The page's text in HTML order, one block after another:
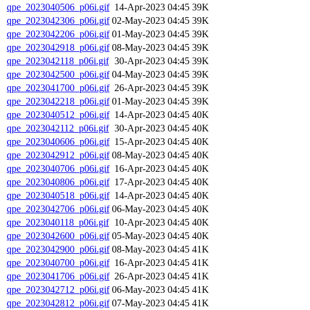
qpe_2023040506_p06i.gif 14-Apr-2023 04:45 39K
qpe_2023042306_p06i.gif 02-May-2023 04:45 39K
qpe_2023042206_p06i.gif 01-May-2023 04:45 39K
qpe_2023042918_p06i.gif 08-May-2023 04:45 39K
qpe_2023042118_p06i.gif 30-Apr-2023 04:45 39K
qpe_2023042500_p06i.gif 04-May-2023 04:45 39K
qpe_2023041700_p06i.gif 26-Apr-2023 04:45 39K
qpe_2023042218_p06i.gif 01-May-2023 04:45 39K
qpe_2023040512_p06i.gif 14-Apr-2023 04:45 40K
qpe_2023042112_p06i.gif 30-Apr-2023 04:45 40K
qpe_2023040606_p06i.gif 15-Apr-2023 04:45 40K
qpe_2023042912_p06i.gif 08-May-2023 04:45 40K
qpe_2023040706_p06i.gif 16-Apr-2023 04:45 40K
qpe_2023040806_p06i.gif 17-Apr-2023 04:45 40K
qpe_2023040518_p06i.gif 14-Apr-2023 04:45 40K
qpe_2023042706_p06i.gif 06-May-2023 04:45 40K
qpe_2023040118_p06i.gif 10-Apr-2023 04:45 40K
qpe_2023042600_p06i.gif 05-May-2023 04:45 40K
qpe_2023042900_p06i.gif 08-May-2023 04:45 41K
qpe_2023040700_p06i.gif 16-Apr-2023 04:45 41K
qpe_2023041706_p06i.gif 26-Apr-2023 04:45 41K
qpe_2023042712_p06i.gif 06-May-2023 04:45 41K
qpe_2023042812_p06i.gif 07-May-2023 04:45 41K